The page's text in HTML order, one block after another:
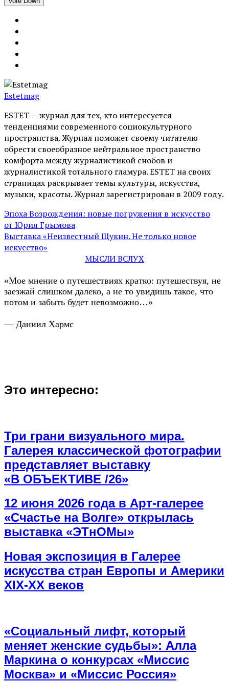
Estetmag
ESTET — журнал для тех, кто интересуeтся
тенденциями современного социокультурного
пространства. Журнал поможет своему читателю
обрести своеобразное нейтральное пространство
комфорта между журналистикой снобов и
журналистикой тотального гламура. ESTET на своих
страницах раскрывает темы культуры, искусства,
музыки, красоты. Журнал зарегистрирован в 2009 году.
Эпоха Возрождения: новые погружения в искусство
от Юрия Грымова
Выставка «Неизвестный Щукин. Не только новое
искусство»
МЫСЛИ ВСЛУХ
«Мое мнение о путешествиях кратко: путешествуя, не
заезжай слишком далеко, а не то увидишь такое, что
потом и забыть будет невозможно…»
— Даниил Хармс
Это интересно:
Три грани визуального мира.
Галерея классической фотографии
представляет выставку
«В ОБЪЕКТИВЕ /26»
12 июня 2026 года в Арт-галерее
«Счастье на Волге» открылась
выставка «ЭТнОМы»
Новая экспозиция в Галерее
искусства стран Европы и Америки
XIX-XX веков
«Социальный лифт, который
меняет женские судьбы»: Алла
Маркина о конкурсах «Миссис
Москва» и «Миссис Россия»